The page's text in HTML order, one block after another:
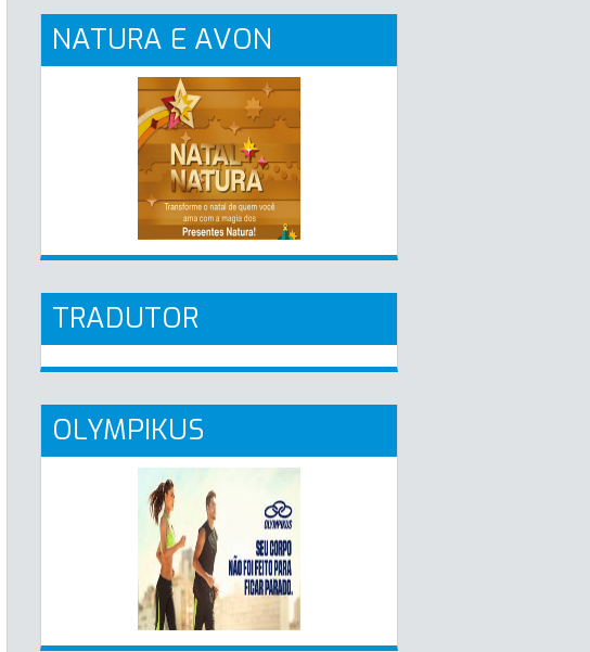
NATURA E AVON
TRADUTOR
OLYMPIKUS